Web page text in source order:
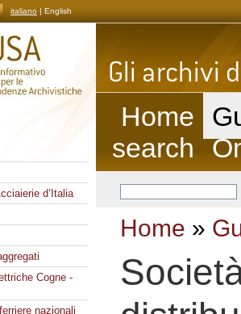
italiano | English
d’Italia
Cogne -
nazionali
Home
search
Home »